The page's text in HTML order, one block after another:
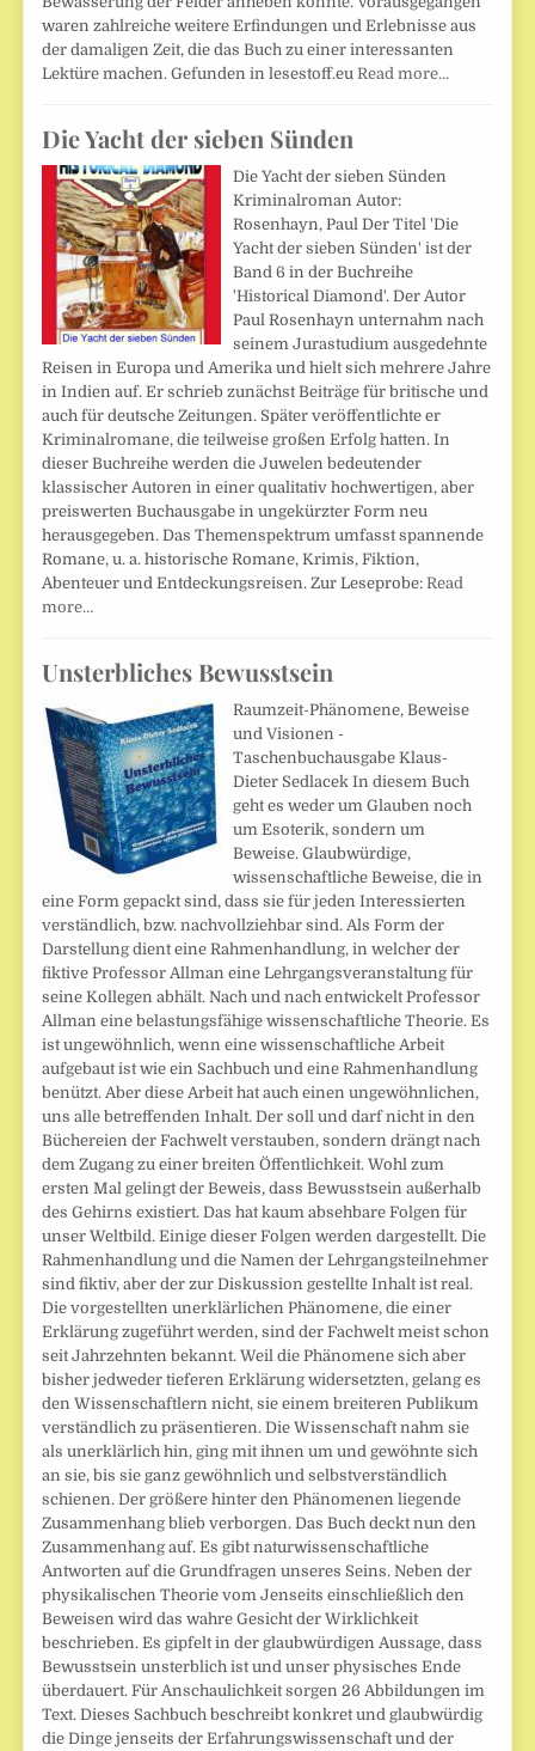
waren zahlreiche weitere Erfindungen und Erlebnisse aus
der damaligen Zeit, die das Buch zu einer interessanten
Lektüre machen. Gefunden in lesestoff.eu Read more…
Die Yacht der sieben Sünden
Die Yacht der sieben Sünden
Kriminalroman Autor:
Rosenhayn, Paul Der Titel 'Die
Yacht der sieben Sünden' ist der
Band 6 in der Buchreihe
'Historical Diamond'. Der Autor
Paul Rosenhayn unternahm nach
seinem Jurastudium ausgedehnte
Reisen in Europa und Amerika und hielt sich mehrere Jahre
in Indien auf. Er schrieb zunächst Beiträge für britische und
auch für deutsche Zeitungen. Später veröffentlichte er
Kriminalromane, die teilweise großen Erfolg hatten. In
dieser Buchreihe werden die Juwelen bedeutender
klassischer Autoren in einer qualitativ hochwertigen, aber
preiswerten Buchausgabe in ungekürzter Form neu
herausgegeben. Das Themenspektrum umfasst spannende
Romane, u. a. historische Romane, Krimis, Fiktion,
Abenteuer und Entdeckungsreisen. Zur Leseprobe: Read
more…
Unsterbliches Bewusstsein
Raumzeit-Phänomene, Beweise
und Visionen -
Taschenbuchausgabe Klaus-
Dieter Sedlacek In diesem Buch
geht es weder um Glauben noch
um Esoterik, sondern um
Beweise. Glaubwürdige,
wissenschaftliche Beweise, die in
eine Form gepackt sind, dass sie für jeden Interessierten
verständlich, bzw. nachvollziehbar sind. Als Form der
Darstellung dient eine Rahmenhandlung, in welcher der
fiktive Professor Allman eine Lehrgangsveranstaltung für
seine Kollegen abhält. Nach und nach entwickelt Professor
Allman eine belastungsfähige wissenschaftliche Theorie. Es
ist ungewöhnlich, wenn eine wissenschaftliche Arbeit
aufgebaut ist wie ein Sachbuch und eine Rahmenhandlung
benützt. Aber diese Arbeit hat auch einen ungewöhnlichen,
uns alle betreffenden Inhalt. Der soll und darf nicht in den
Büchereien der Fachwelt verstauben, sondern drängt nach
dem Zugang zu einer breiten Öffentlichkeit. Wohl zum
ersten Mal gelingt der Beweis, dass Bewusstsein außerhalb
des Gehirns existiert. Das hat kaum absehbare Folgen für
unser Weltbild. Einige dieser Folgen werden dargestellt. Die
Rahmenhandlung und die Namen der Lehrgangsteilnehmer
sind fiktiv, aber der zur Diskussion gestellte Inhalt ist real.
Die vorgestellten unerklärlichen Phänomene, die einer
Erklärung zugeführt werden, sind der Fachwelt meist schon
seit Jahrzehnten bekannt. Weil die Phänomene sich aber
bisher jedweder tieferen Erklärung widersetzten, gelang es
den Wissenschaftlern nicht, sie einem breiteren Publikum
verständlich zu präsentieren. Die Wissenschaft nahm sie
als unerklärlich hin, ging mit ihnen um und gewöhnte sich
an sie, bis sie ganz gewöhnlich und selbstverständlich
schienen. Der größere hinter den Phänomenen liegende
Zusammenhang blieb verborgen. Das Buch deckt nun den
Zusammenhang auf. Es gibt naturwissenschaftliche
Antworten auf die Grundfragen unseres Seins. Neben der
physikalischen Theorie vom Jenseits einschließlich den
Beweisen wird das wahre Gesicht der Wirklichkeit
beschrieben. Es gipfelt in der glaubwürdigen Aussage, dass
Bewusstsein unsterblich ist und unser physisches Ende
überdauert. Für Anschaulichkeit sorgen 26 Abbildungen im
Text. Dieses Sachbuch beschreibt konkret und glaubwürdig
die Dinge jenseits der Erfahrungswissenschaft und der